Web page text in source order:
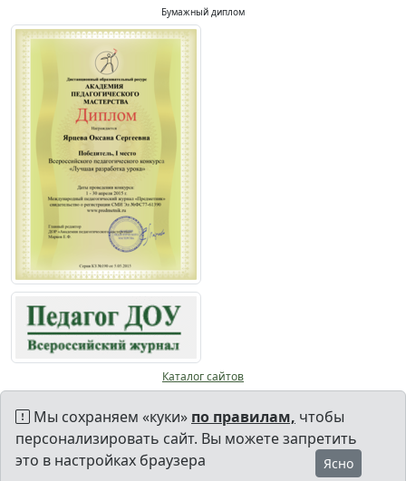
Бумажный диплом
Каталог сайтов
Мы сохраняем «куки» по правилам, чтобы
персонализировать сайт. Вы можете запретить
это в настройках браузера
Ясно